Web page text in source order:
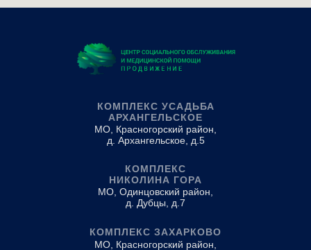
КОМПЛЕКС
НИКОЛИНА ГОРА
КОМПЛЕКС УСАДЬБА
АРХАНГЕЛЬСКОЕ
МО, Красногорский район,
д. Архангельское, д.5
МО, Одинцовский район,
д. Дубцы, д.7
КОМПЛЕКС ЗАХАРКОВО
МО, Красногорский район,